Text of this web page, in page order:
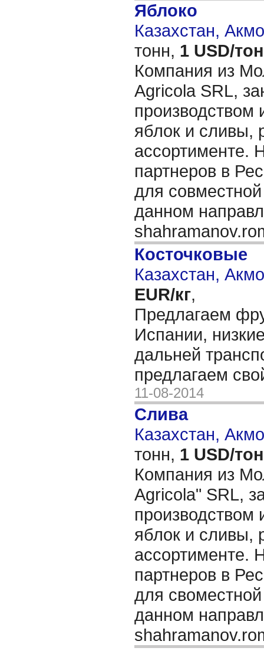
Яблоко
Казахстан,
тонн, 1 USD/
Компания из
Agricola SRL,
производством
яблок и сливы,
ассортименте.
партнеров в
для
данном
Косточковые
Казахстан,
EUR/кг,
Предлагаем
Испании,
дальней
предлагаем
11-08-2014
Слива
Казахстан,
тонн, 1 USD/
Компания из
Agricola" SRL,
производством
яблок и сливы,
ассортименте.
партнеров в
для
данном